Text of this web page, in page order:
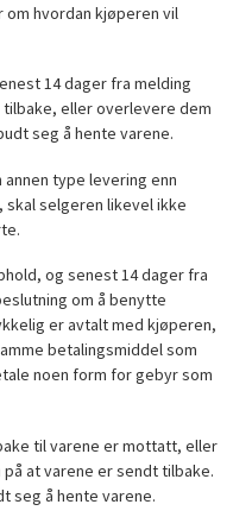
hvordan kjøperen vil
14 dager fra melding
eller overlevere dem
seg å hente varene.
type levering enn
selgeren likevel ikke
og senest 14 dager fra
om å benytte
er avtalt med kjøperen,
betalingsmiddel som
noen form for gebyr som
til varene er mottatt, eller
at varene er sendt tilbake.
seg å hente varene.